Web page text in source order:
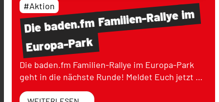
Diebaden.fmFamilien-Rallyeim
Europa-Park
#Aktion
Die baden.fm Familien-Rallye im Europa-Park
geht in die nächste Runde! Meldet Euch jetzt …